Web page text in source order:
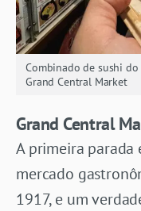
Combinado de sushi
Grand Central Market
Grand Central
A primeira parada
mercado
1917, e um